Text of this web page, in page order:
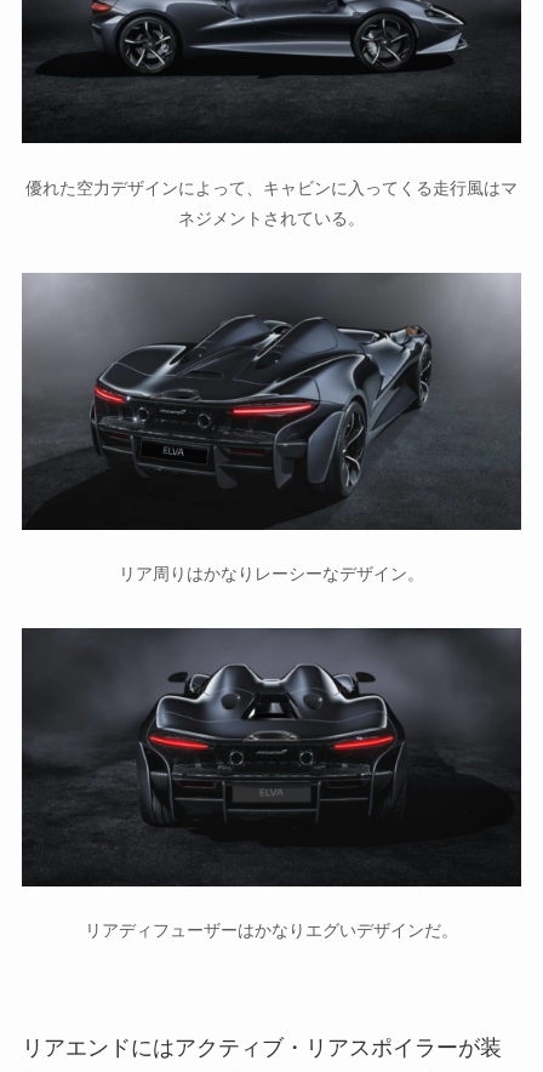
優れた空力デザインによって、キャビンに入ってくる走行風はマ
ネジメントされている。
リア周りはかなりレーシーなデザイン。
リアディフューザーはかなりエグいデザインだ。
リアエンドにはアクティブ・リアスポイラーが装